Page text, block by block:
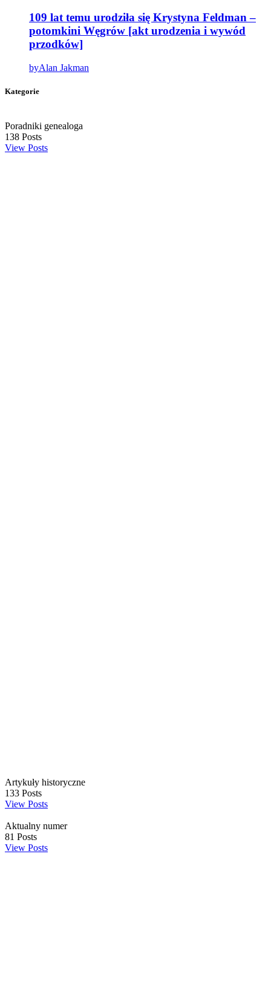
109 lat temu urodziła się Krystyna Feldman –
potomkini Węgrów [akt urodzenia i wywód
przodków]
byAlan Jakman
Kategorie
Poradniki genealoga
138 Posts
View Posts
Artykuły historyczne
133 Posts
View Posts
Aktualny numer
81 Posts
View Posts